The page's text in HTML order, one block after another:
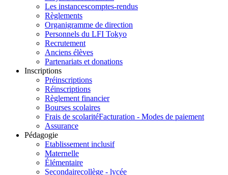
Les instancescomptes-rendus
Règlements
Organigramme de direction
Personnels du LFI Tokyo
Recrutement
Anciens élèves
Partenariats et donations
Inscriptions
Préinscriptions
Réinscriptions
Règlement financier
Bourses scolaires
Frais de scolaritéFacturation - Modes de paiement
Assurance
Pédagogie
Etablissement inclusif
Maternelle
Élémentaire
Secondairecollège - lycée